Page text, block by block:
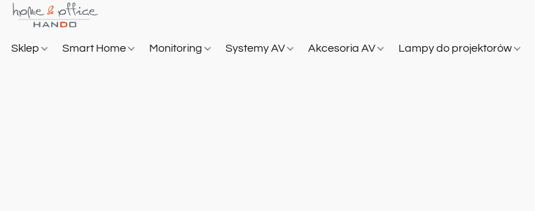
Sklep Smart Home Monitoring Systemy AV Akcesoria AV Lampy do projektorów